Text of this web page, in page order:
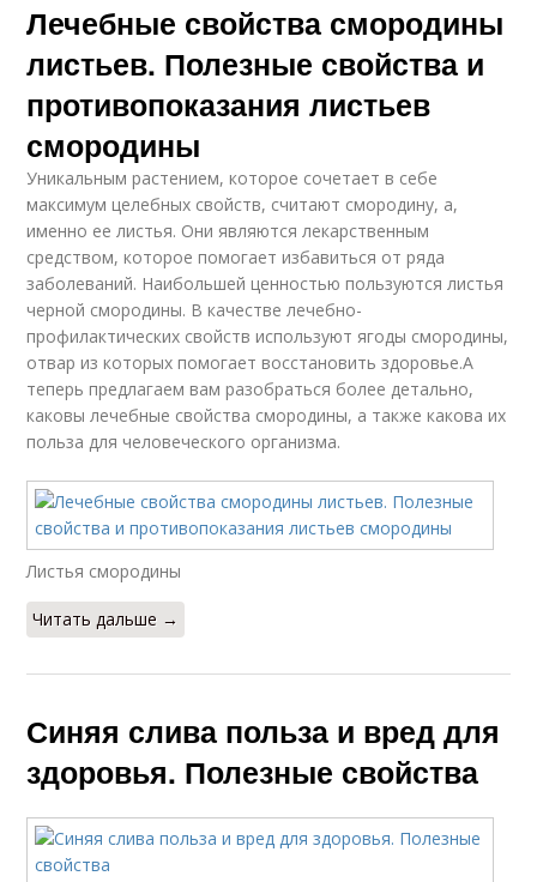
Лечебные свойства смородины
листьев. Полезные свойства и
противопоказания листьев
смородины
Уникальным растением, которое сочетает в себе
максимум целебных свойств, считают смородину, а,
именно ее листья. Они являются лекарственным
средством, которое помогает избавиться от ряда
заболеваний. Наибольшей ценностью пользуются листья
черной смородины. В качестве лечебно-
профилактических свойств используют ягоды смородины,
отвар из которых помогает восстановить здоровье.А
теперь предлагаем вам разобраться более детально,
каковы лечебные свойства смородины, а также какова их
польза для человеческого организма.
Листья смородины
Читать дальше →
Синяя слива польза и вред для
здоровья. Полезные свойства